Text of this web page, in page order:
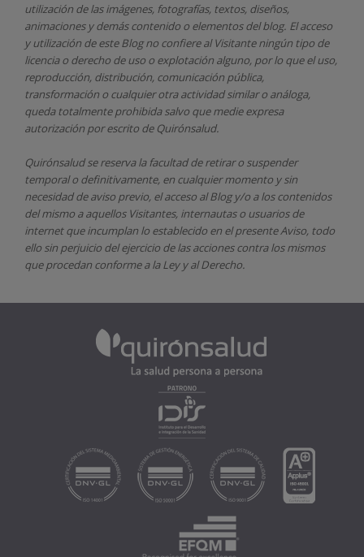
utilización de las imágenes, fotografías, textos, diseños,
animaciones y demás contenido o elementos del blog. El acceso
y utilización de este Blog no confiere al Visitante ningún tipo de
licencia o derecho de uso o explotación alguno, por lo que el uso,
reproducción, distribución, comunicación pública,
transformación o cualquier otra actividad similar o análoga,
queda totalmente prohibida salvo que medie expresa
autorización por escrito de Quirónsalud.
Quirónsaludse reserva la facultad de retirar o suspender
temporal o definitivamente, en cualquier momento y sin
necesidad de aviso previo, el acceso al Blog y/o a los contenidos
del mismo a aquellos Visitantes, internautas o usuarios de
internet que incumplan lo establecido en el presente Aviso, todo
ello sin perjuicio del ejercicio de las acciones contra los mismos
que procedan conforme a la Ley y al Derecho.